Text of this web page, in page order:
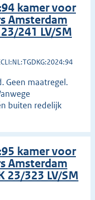
kamer voor
Amsterdam
241 LV/SM
Geen maatregel.
buiten redelijk
kamer voor
Amsterdam
23/323 LV/SM